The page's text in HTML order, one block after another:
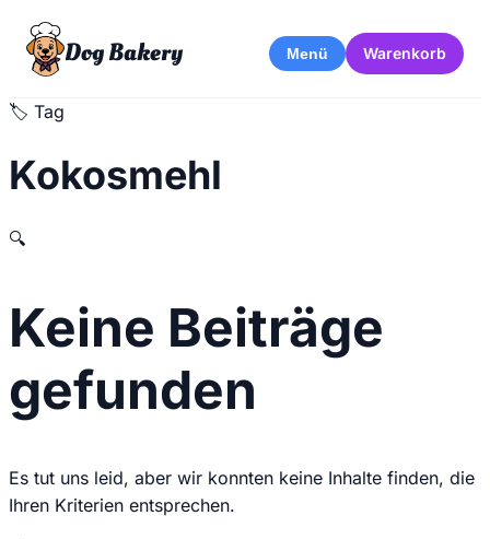
Dog Bakery Menü Warenkorb
🏷️ Tag
Kokosmehl
🔍
Keine Beiträge
gefunden
Es tut uns leid, aber wir konnten keine Inhalte finden, die
Ihren Kriterien entsprechen.